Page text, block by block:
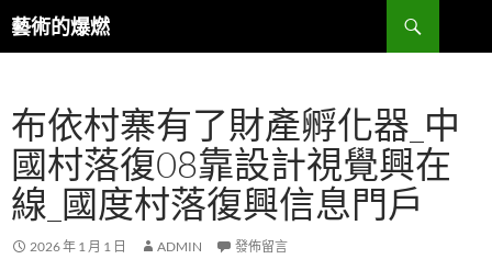
至
內
容
藝術的爆燃
搜
尋
布依村寨有了財產孵化器_中
國村落復08靠設計視覺興在
線_國度村落復興信息門戶
2026 年 1 月 1 日 ADMIN 發佈留言